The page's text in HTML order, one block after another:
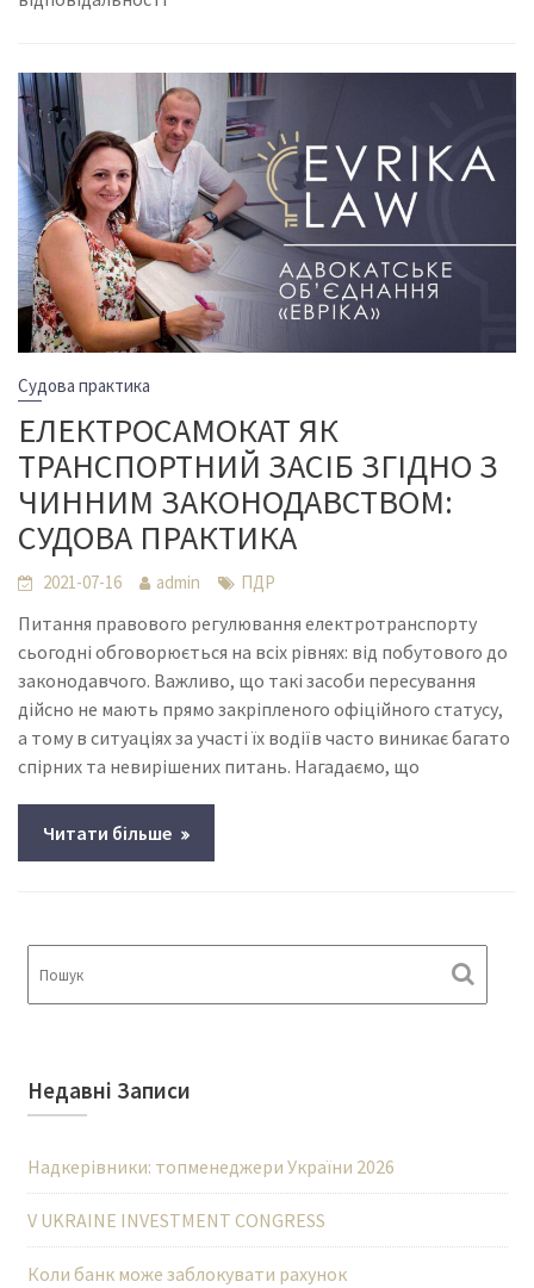
Судова практика
ЕЛЕКТРОСАМОКАТ ЯК
ТРАНСПОРТНИЙ ЗАСІБ ЗГІДНО З
ЧИННИМ ЗАКОНОДАВСТВОМ:
СУДОВА ПРАКТИКА
2021-07-16 admin ПДР
Питання правового регулювання електротранспорту
сьогодні обговорюється на всіх рівнях: від побутового до
законодавчого. Важливо, що такі засоби пересування
дійсно не мають прямо закріпленого офіційного статусу,
а тому в ситуаціях за участі їх водіїв часто виникає багато
спірних та невирішених питань. Нагадаємо, що
Читати більше
Недавні Записи
Надкерівники: топменеджери України 2026
V UKRAINE INVESTMENT CONGRESS
Коли банк може заблокувати рахунок